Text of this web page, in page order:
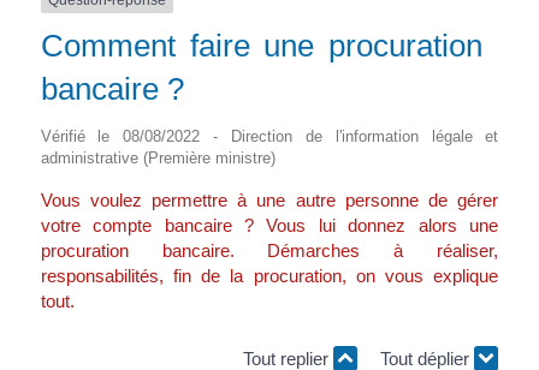
Comment faire une procuration
bancaire ?
Vérifié le 08/08/2022 - Direction de l'information légale et
administrative (Première ministre)
Vous voulez permettre à une autre personne de gérer
votre compte bancaire ? Vous lui donnez alors une
procuration bancaire. Démarches à réaliser,
responsabilités, fin de la procuration, on vous explique
tout.
Tout replier Tout déplier